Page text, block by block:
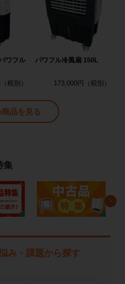
ワフル
パワフル冷風扇 150L
173,000円
品を見る
集
み・課題から探す